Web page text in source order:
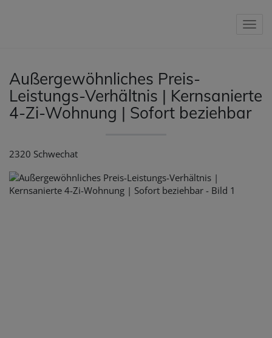
Außergewöhnliches Preis-
Leistungs-Verhältnis | Kernsanierte
4-Zi-Wohnung | Sofort beziehbar
2320 Schwechat